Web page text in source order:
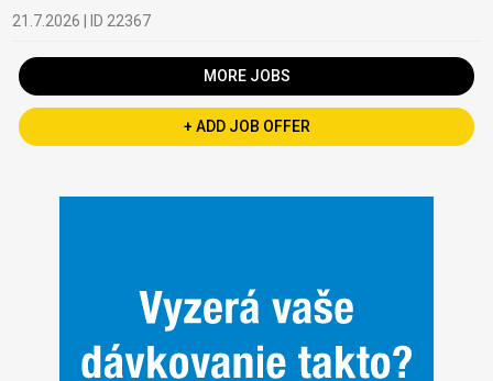
21.7.2026 | ID 22367
MORE JOBS
+ ADD JOB OFFER